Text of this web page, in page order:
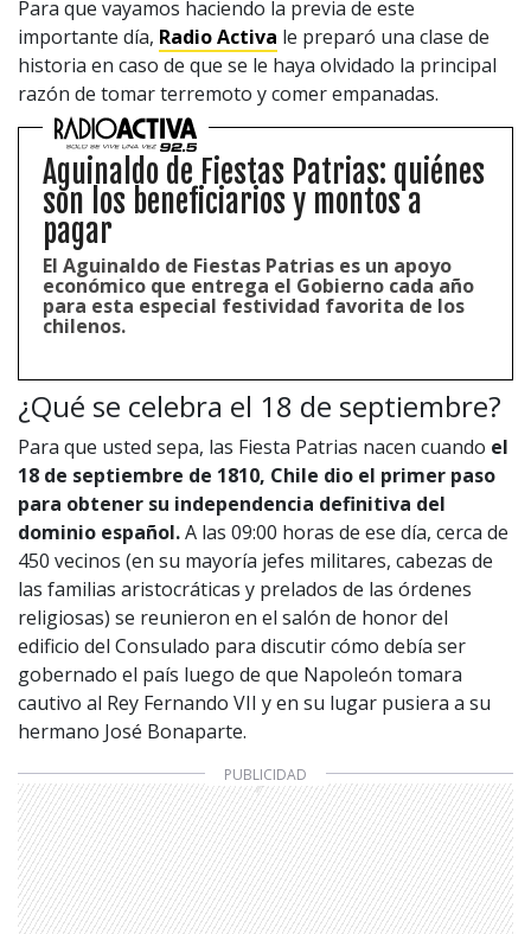
Para que vayamos haciendo la previa de este
importante día, Radio Activa le preparó una clase de
historia en caso de que se le haya olvidado la principal
razón de tomar terremoto y comer empanadas.
Aguinaldo de Fiestas Patrias: quiénes
son los beneficiarios y montos a
pagar
El Aguinaldo de Fiestas Patrias es un apoyo
económico que entrega el Gobierno cada año
para esta especial festividad favorita de los
chilenos.
¿Qué se celebra el 18 de septiembre?
Para que usted sepa, las Fiesta Patrias nacen cuando el
18 de septiembre de 1810, Chile dio el primer paso
para obtener su independencia definitiva del
dominio español.A las 09:00 horas de ese día, cerca de
450 vecinos (en su mayoría jefes militares, cabezas de
las familias aristocráticas y prelados de las órdenes
religiosas) se reunieron en el salón de honor del
edificio del Consulado para discutir cómo debía ser
gobernado el país luego de que Napoleón tomara
cautivo al Rey Fernando VII y en su lugar pusiera a su
hermano José Bonaparte.